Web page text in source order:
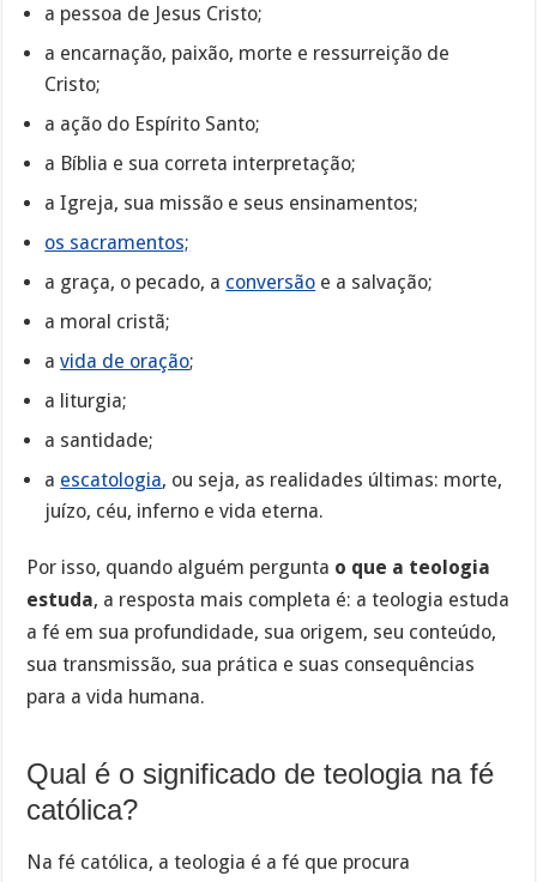
a pessoa de Jesus Cristo;
a encarnação, paixão, morte e ressurreição de
Cristo;
a ação do Espírito Santo;
a Bíblia e sua correta interpretação;
a Igreja, sua missão e seus ensinamentos;
os sacramentos;
a graça, o pecado, a conversão e a salvação;
a moral cristã;
avida de oração;
a liturgia;
a santidade;
a escatologia, ou seja, as realidades últimas: morte,
juízo, céu, inferno e vida eterna.
Por isso, quando alguém pergunta o que a teologia
estuda, a resposta mais completa é: a teologia estuda
a fé em sua profundidade, sua origem, seu conteúdo,
sua transmissão, sua prática e suas consequências
para a vida humana.
Qual é o significado de teologia na fé
católica?
Na fé católica, a teologia é a fé que procura